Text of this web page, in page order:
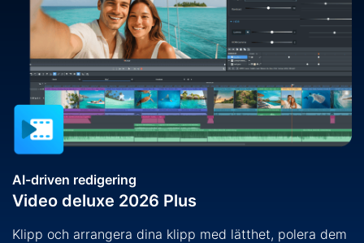
AI-driven redigering
Video deluxe 2026 Plus
Klipp och arrangera dina klipp med lätthet, polera dem